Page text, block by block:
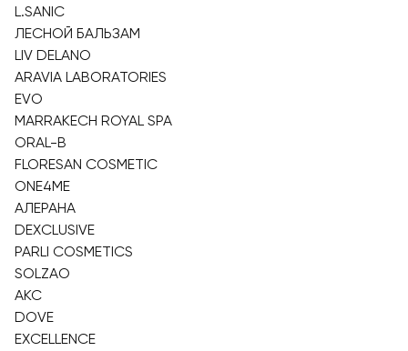
L.SANIC
ЛЕСНОЙ БАЛЬЗАМ
LIV DELANO
ARAVIA LABORATORIES
EVO
MARRAKECH ROYAL SPA
ORAL-B
FLORESAN COSMETIC
ONE4ME
АЛЕРАНА
DEXCLUSIVE
PARLI COSMETICS
SOLZAO
AKC
DOVE
EXCELLENCE